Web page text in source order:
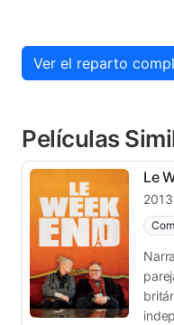
Ver el reparto
Películas
Le
2013